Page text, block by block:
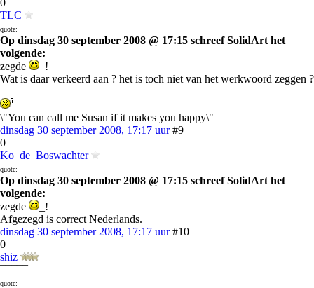
0
TLC
quote:
Op dinsdag 30 september 2008 @ 17:15 schreef SolidArt het
volgende:
zegde
_!
Wat is daar verkeerd aan ? het is toch niet van het werkwoord zeggen ?
\"You can call me Susan if it makes you happy\"
dinsdag 30 september 2008, 17:17 uur #9
0
Ko_de_Boswachter
quote:
Op dinsdag 30 september 2008 @ 17:15 schreef SolidArt het
volgende:
zegde
_!
Afgezegd is correct Nederlands.
dinsdag 30 september 2008, 17:17 uur #10
0
shiz
¯¯¯¯¯
quote: